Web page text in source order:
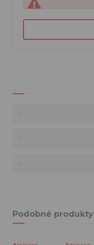
Podobné produkty